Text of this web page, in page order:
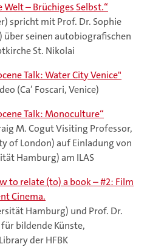
– Brüchiges Selbst.“
spricht mit Prof. Dr. Sophie
seinen autobiografischen
St. Nikolai
Talk: Water City Venice"
(Ca’ Foscari, Venice)
Talk: Monoculture“
M. Cogut Visiting Professor,
of London) auf Einladung von
Hamburg) am ILAS
to relate (to) a book – #2: Film
Cinema.
Hamburg) und Prof. Dr.
bildende Künste,
der HFBK